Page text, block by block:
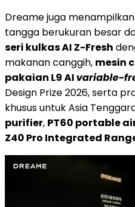
Dreame juga
tangga berukuran besar
seri kulkas AI Z-Fresh
makanan canggih, mesin
pakaian L9 AI variable-
Design Prize 2026, serta
khusus untuk Asia
purifier, PT60 portable
Z40 Pro Integrated